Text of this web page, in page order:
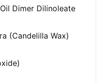
Dimer Dilinoleate
(Candelilla Wax)